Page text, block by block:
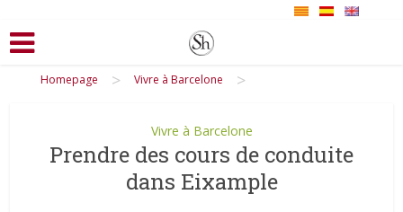
Homepage > Vivre à Barcelone >
Vivre à Barcelone
Prendre des cours de conduite
dans Eixample